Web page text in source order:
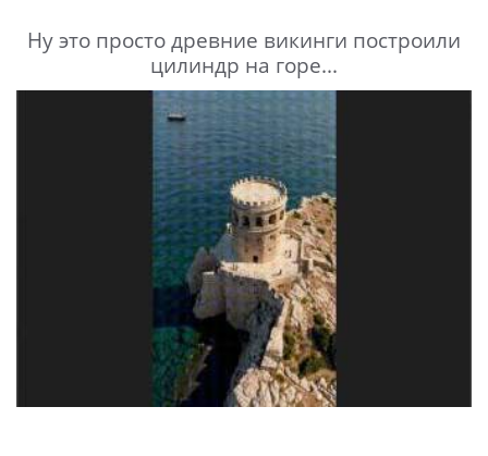
Ну это просто древние викинги построили
цилиндр на горе...